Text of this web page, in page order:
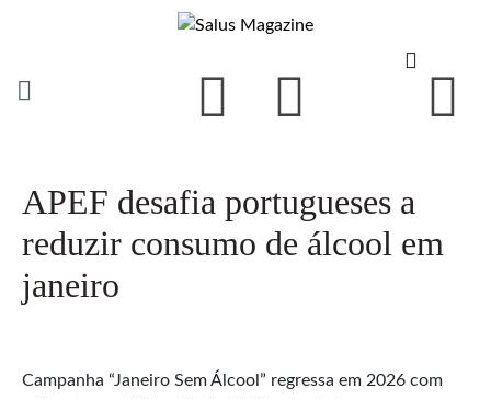
APEF desafia portugueses a
reduzir consumo de álcool em
janeiro
Campanha “Janeiro Sem Álcool” regressa em 2026 com